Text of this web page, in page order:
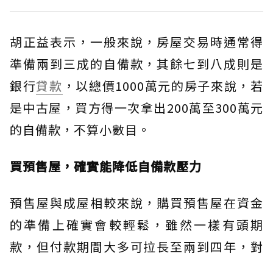
胡正益表示，一般來說，房屋交易時通常得
準備兩到三成的自備款，其餘七到八成則是
銀行貸款 ，以總價1000萬元的房子來說，若
是中古屋，買方得一次拿出200萬至300萬元
的自備款，不算小數目。
買預售屋，確實能降低自備款壓力
預售屋與成屋相較來說，購買預售屋在資金
的準備上確實會較輕鬆，雖然一樣有頭期
款，但付款期間大多可拉長至兩到四年，對